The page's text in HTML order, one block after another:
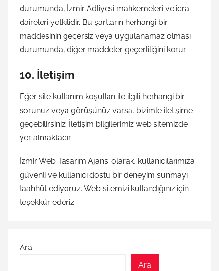
durumunda, İzmir Adliyesi mahkemeleri ve icra
daireleri yetkilidir. Bu şartların herhangi bir
maddesinin geçersiz veya uygulanamaz olması
durumunda, diğer maddeler geçerliliğini korur.
10. İletişim
Eğer site kullanım koşulları ile ilgili herhangi bir
sorunuz veya görüşünüz varsa, bizimle iletişime
geçebilirsiniz. İletişim bilgilerimiz web sitemizde
yer almaktadır.
İzmir Web Tasarım Ajansı olarak, kullanıcılarımıza
güvenli ve kullanıcı dostu bir deneyim sunmayı
taahhüt ediyoruz. Web sitemizi kullandığınız için
teşekkür ederiz.
Ara
Ara